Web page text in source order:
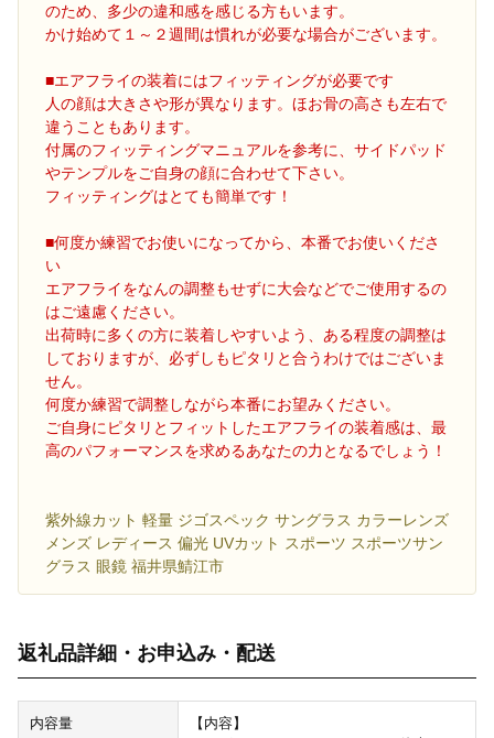
のため、多少の違和感を感じる方もいます。
かけ始めて１～２週間は慣れが必要な場合がございます。
■エアフライの装着にはフィッティングが必要です
人の顔は大きさや形が異なります。ほお骨の高さも左右で
違うこともあります。
付属のフィッティングマニュアルを参考に、サイドパッド
やテンプルをご自身の顔に合わせて下さい。
フィッティングはとても簡単です！
■何度か練習でお使いになってから、本番でお使いくださ
い
エアフライをなんの調整もせずに大会などでご使用するの
はご遠慮ください。
出荷時に多くの方に装着しやすいよう、ある程度の調整は
しておりますが、必ずしもピタリと合うわけではございま
せん。
何度か練習で調整しながら本番にお望みください。
ご自身にピタリとフィットしたエアフライの装着感は、最
高のパフォーマンスを求めるあなたの力となるでしょう！
紫外線カット 軽量 ジゴスペック サングラス カラーレンズ
メンズ レディース 偏光 UVカット スポーツ スポーツサン
グラス 眼鏡 福井県鯖江市
返礼品詳細・お申込み・配送
内容量
【内容】